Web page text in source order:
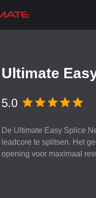
Ultimate
5.0
De Ultimate Easy Splice
leadcore te splitsen. Het
opening voor maximaal